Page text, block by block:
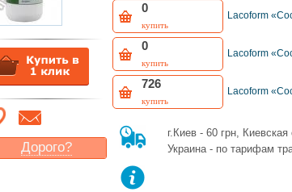
Дорого?
0
купить
Lacoform
0
купить
Lacoform
726
купить
Lacoform
г.Киев - 60 грн,
Украина - по тарифам